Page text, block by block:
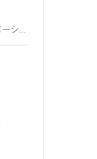
#＜完成・岐阜市＞靭屋町のマンションリノベーション